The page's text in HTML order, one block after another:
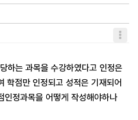
하는 과목을 수강하였다고 인정은
학점만 인정되고 성적은 기재되어
인정과목을 어떻게 작성해야하나